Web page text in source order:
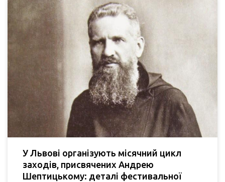
У Львові організують місячний цикл
заходів, присвячених Андрею
Шептицькому: деталі фестивальної